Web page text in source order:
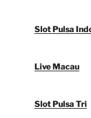
Slot Pulsa
Live Macau
Slot Pulsa Tri